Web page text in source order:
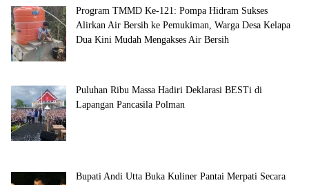
Program TMMD Ke-121: Pompa Hidram Sukses
Alirkan Air Bersih ke Pemukiman, Warga Desa Kelapa
Dua Kini Mudah Mengakses Air Bersih
Puluhan Ribu Massa Hadiri Deklarasi BESTi di
Lapangan Pancasila Polman
Bupati Andi Utta Buka Kuliner Pantai Merpati Secara